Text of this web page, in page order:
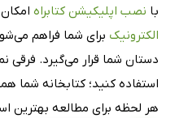
با نصب اپلیکیشن کتابراه
الکترونیک برای شما فراهم
دستان شما قرار می‌گیرد. فرقی
استفاده کنید؛ کتابخانه شما
هر لحظه برای مطالعه بهترین